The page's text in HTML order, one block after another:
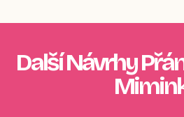
Další Návrhy